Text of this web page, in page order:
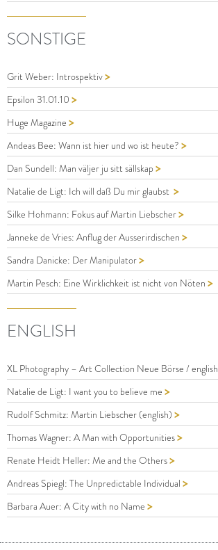
SONSTIGE
Grit Weber: Introspektiv>
Epsilon 31.01.10 >
Huge Magazine >
Andeas Bee: Wann ist hier und wo ist heute? >
Dan Sundell: Man väljer ju sitt sällskap >
Natalie de Ligt: Ich will daß Du mir glaubst >
Silke Hohmann: Fokus auf Martin Liebscher>
Janneke de Vries: Anflug der Ausserirdischen >
Sandra Danicke: Der Manipulator>
Martin Pesch: Eine Wirklichkeit ist nicht von Nöten >
ENGLISH
XL Photography – Art Collection Neue Börse / english
Natalie de Ligt: I want you to believe me >
Rudolf Schmitz: Martin Liebscher (english) >
Thomas Wagner: A Man with Opportunities>
Renate Heidt Heller: Me and the Others>
Andreas Spiegl: The Unpredictable Individual >
Barbara Auer: A City with no Name >